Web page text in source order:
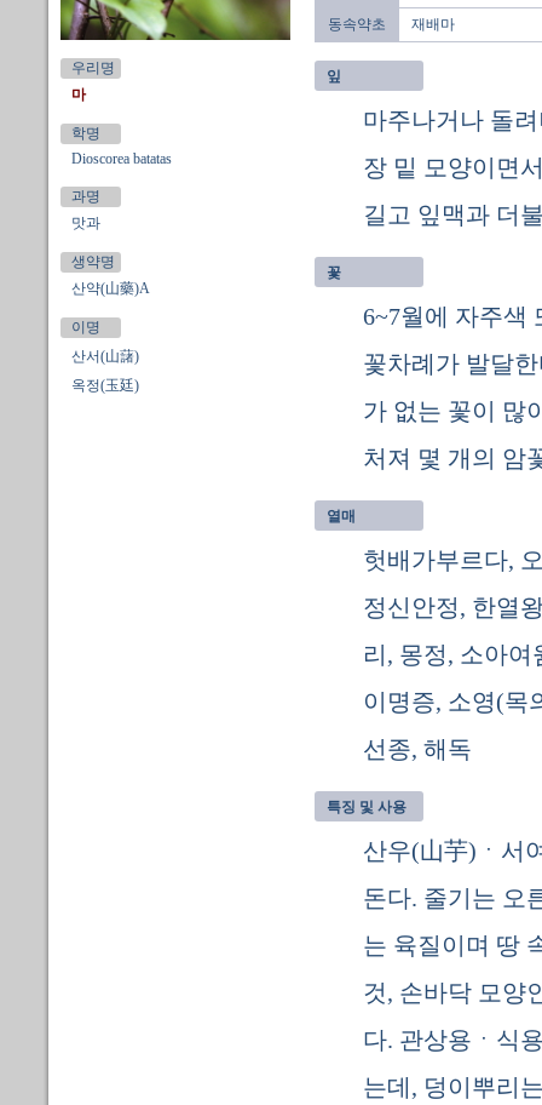
우리명
마
학명
Dioscorea batatas
과명
맛과
생약명
산약(山藥)A
이명
산서(山藷)
옥정(玉廷)
동속약초
재배마
잎
마주나거나 돌
장 밑 모양이면
길고 잎맥과 더
꽃
6~7월에 자주색
꽃차례가 발달
가 없는 꽃이 많
처져 몇 개의 암
열매
헛배가부르다,
정신안정, 한열
리, 몽정, 소아
이명증, 소영(목
선종, 해독
특징 및 사용
산우(山芋)ㆍ서
돈다. 줄기는 오
는 육질이며 땅
것, 손바닥 모양
다. 관상용ㆍ식
는데, 덩이뿌리